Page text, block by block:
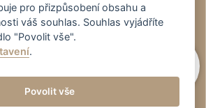
pro přizpůsobení obsahu a
váš souhlas. Souhlas vyjádříte
"Povolit vše".
.
Povolit vše